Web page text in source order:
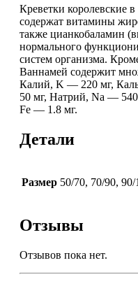
Креветки королевские
содержат витамины
также цианкобаламин
нормального
систем организма.
Ваннамей содержит
Калий, K — 220 мг,
50 мг, Натрий, Na —
Fe — 1.8 мг.
Детали
Размер 50/70, 70/90, 90/
Отзывы
Отзывов пока нет.